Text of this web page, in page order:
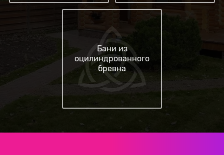
Бани из
оцилиндрованного
бревна